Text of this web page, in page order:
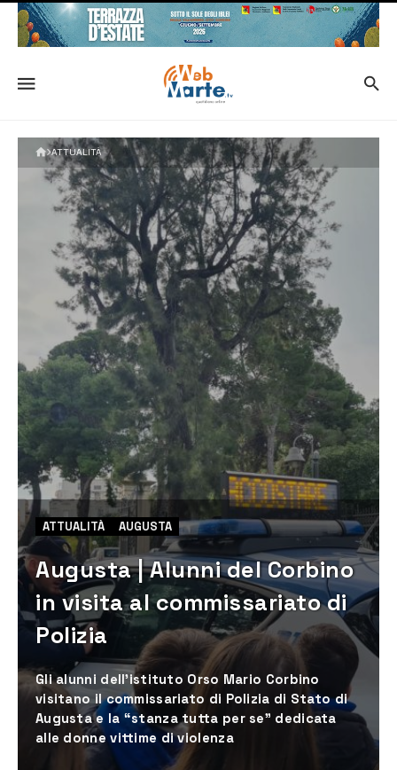
ATTUALITÀ
ATTUALITÀ AUGUSTA
Augusta | Alunni del Corbino
in visita al commissariato di
Polizia
Gli alunni dell’istituto Orso Mario Corbino
visitano il commissariato di Polizia di Stato di
Augusta e la “stanza tutta per se” dedicata
alle donne vittime di violenza